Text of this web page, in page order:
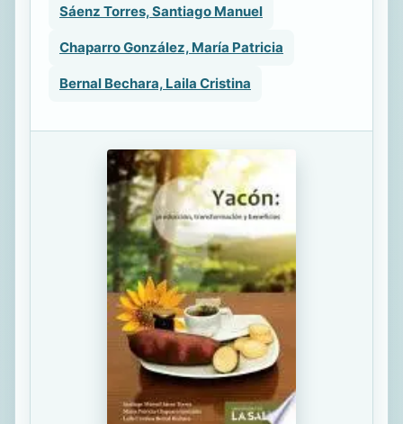
Sáenz Torres, Santiago Manuel
Chaparro González, María Patricia
Bernal Bechara, Laila Cristina